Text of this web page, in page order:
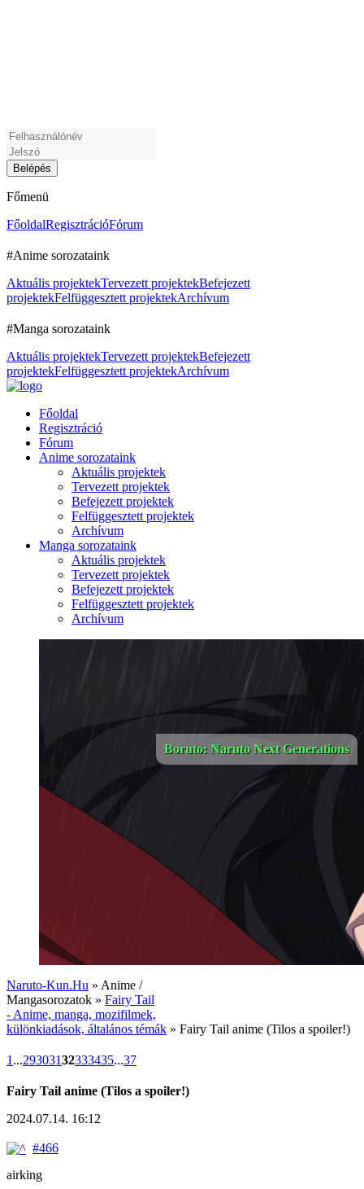
Főmenü
FőoldalRegisztrációFórum
#Anime sorozataink
Aktuális projektekTervezett projektekBefejezett
projektekFelfüggesztett projektekArchívum
#Manga sorozataink
Aktuális projektekTervezett projektekBefejezett
projektekFelfüggesztett projektekArchívum
Főoldal
Regisztráció
Fórum
Anime sorozataink
Aktuális projektek
Tervezett projektek
Befejezett projektek
Felfüggesztett projektek
Archívum
Manga sorozataink
Aktuális projektek
Tervezett projektek
Befejezett projektek
Felfüggesztett projektek
Archívum
Boruto: Naruto Next Generations
Naruto-Kun.Hu » Anime /
Mangasorozatok » Fairy Tail
- Anime, manga, mozifilmek,
különkiadások, általános témák » Fairy Tail anime (Tilos a spoiler!)
1 ...29303132333435...37
Fairy Tail anime (Tilos a spoiler!)
2024.07.14. 16:12
#466
airking